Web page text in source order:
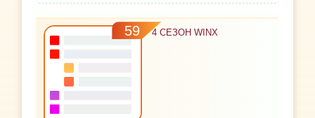
59 4 СЕЗОН WINX